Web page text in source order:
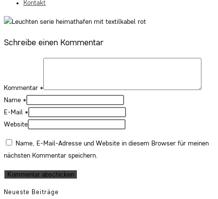
Kontakt
Schreibe einen Kommentar
Kommentar *
Name *
E-Mail *
Website
Name, E-Mail-Adresse und Website in diesem Browser für meinen
nächsten Kommentar speichern.
Neueste Beiträge